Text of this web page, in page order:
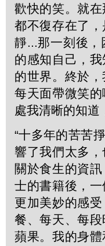
歡快的笑。就
都不復存在了
靜...那一刻後，
的感知自己，
的世界。終於
每天面帶微笑
處我清晰的知道
“十多年的苦苦
響了我們太多
關於食生的資
士的書籍後，
更加美妙的感
餐、每天、每
蘋果。我的身